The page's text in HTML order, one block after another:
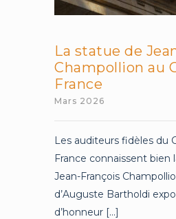
La statue de
Champollion au
France
Mars 2026
Les auditeurs fidèles du
France connaissent bien
Jean-François
d’Auguste Bartholdi
d’honneur [...]